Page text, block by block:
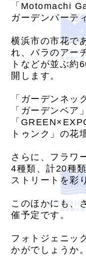
「Motomachi
ガーデンパーテ
横浜市の市花で
れ、バラのアー
トなどが並ぶ約
開します。
「ガーデンネッ
「ガーデンベア
「
トゥンク」の花
さらに、フラワ
4種類、計20種
ストリートを彩
このほかにも、
催予定です。
フォトジェニッ
かがでしょうか。